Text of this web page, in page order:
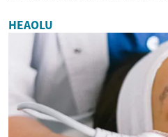
HEAOLU